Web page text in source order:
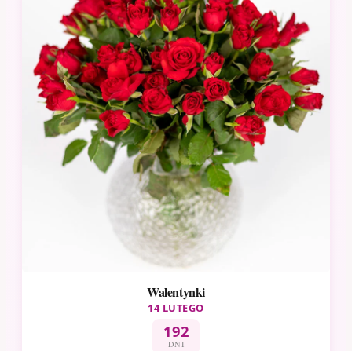
Walentynki
14 LUTEGO
192
DNI